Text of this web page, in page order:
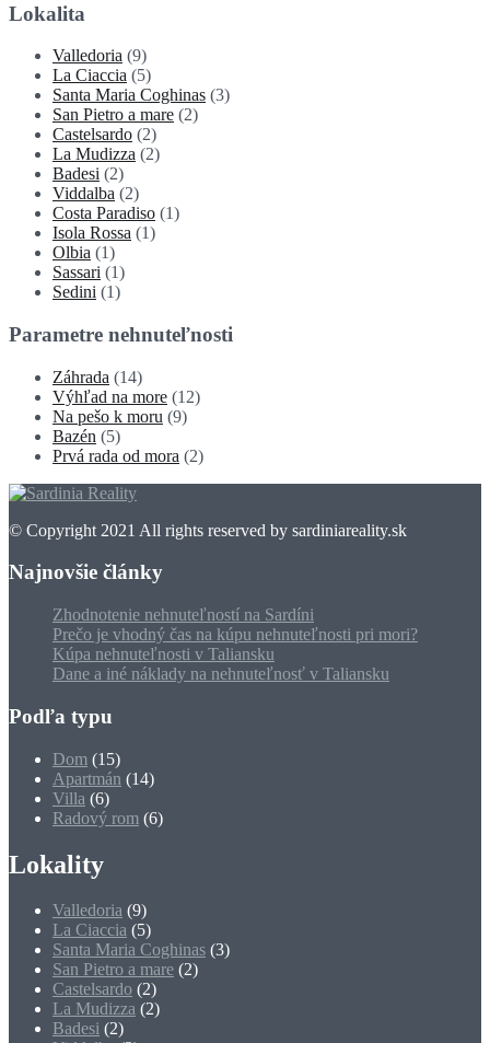
Lokalita
Valledoria (9)
La Ciaccia (5)
Santa Maria Coghinas (3)
San Pietro a mare (2)
Castelsardo (2)
La Mudizza (2)
Badesi (2)
Viddalba (2)
Costa Paradiso (1)
Isola Rossa (1)
Olbia (1)
Sassari (1)
Sedini (1)
Parametre nehnuteľnosti
Záhrada (14)
Výhľad na more (12)
Na pešo k moru (9)
Bazén (5)
Prvá rada od mora (2)
© Copyright 2021 All rights reserved by sardiniareality.sk
Najnovšie články
Zhodnotenie nehnuteľností na Sardíni
Prečo je vhodný čas na kúpu nehnuteľnosti pri mori?
Kúpa nehnuteľnosti v Taliansku
Dane a iné náklady na nehnuteľnosť v Taliansku
Podľa typu
Dom (15)
Apartmán (14)
Villa (6)
Radový rom (6)
Lokality
Valledoria (9)
La Ciaccia (5)
Santa Maria Coghinas (3)
San Pietro a mare (2)
Castelsardo (2)
La Mudizza (2)
Badesi (2)